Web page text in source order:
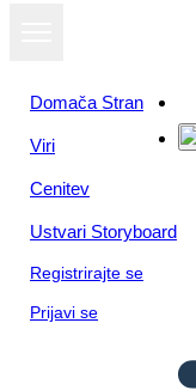
Domača Stran
Viri
Cenitev
Ustvari Storyboard
Registrirajte se
Prijavi se